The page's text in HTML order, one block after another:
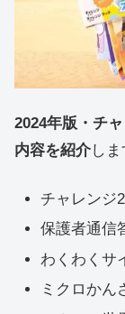
2024年版・チ
内容を紹介しま
チャレンジ
保護者通信
わくわくサ
ミクロかん